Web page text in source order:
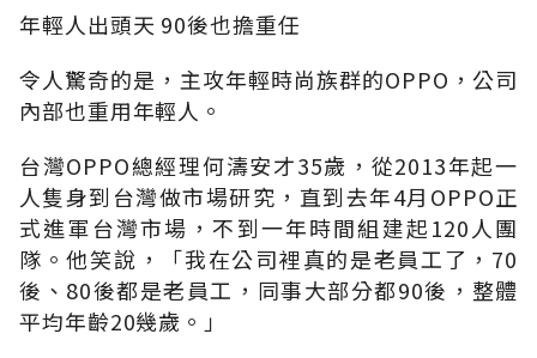
年輕人出頭天 90後也擔重任
令人驚奇的是，主攻年輕時尚族群的OPPO，公司
內部也重用年輕人。
台灣OPPO總經理何濤安才35歲，從2013年起一
人隻身到台灣做市場研究，直到去年4月OPPO正
式進軍台灣市場，不到一年時間組建起120人團
隊。他笑說，「我在公司裡真的是老員工了，70
後、80後都是老員工，同事大部分都90後，整體
平均年齡20幾歲。」